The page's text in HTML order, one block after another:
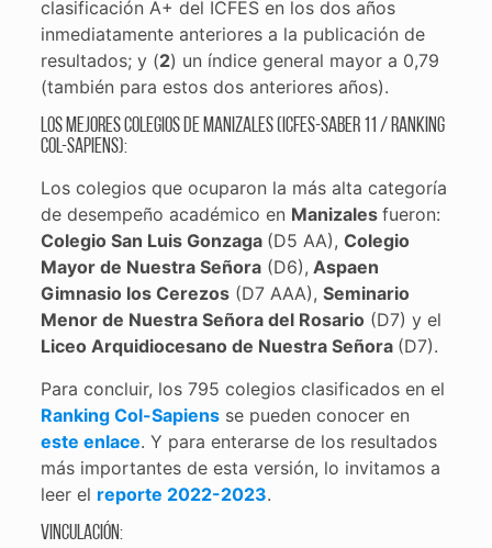
clasificación A+ del ICFES en los dos años
inmediatamente anteriores a la publicación de
resultados; y (2) un índice general mayor a 0,79
(también para estos dos anteriores años).
Los mejores colegios de Manizales (ICFES-Saber 11 / Ranking
Col-Sapiens):
Los colegios que ocuparon la más alta categoría
de desempeño académico en Manizales fueron:
Colegio San Luis Gonzaga (D5 AA), Colegio
Mayor de Nuestra Señora(D6), Aspaen
Gimnasio los Cerezos(D7 AAA), Seminario
Menor de Nuestra Señora del Rosario(D7) y el
Liceo Arquidiocesano de Nuestra Señora (D7).
Para concluir, los 795 colegios clasificados en el
Ranking Col-Sapiensse pueden conocer en
este enlace. Y para enterarse de los resultados
más importantes de esta versión, lo invitamos a
leer el reporte 2022-2023.
Vinculación: